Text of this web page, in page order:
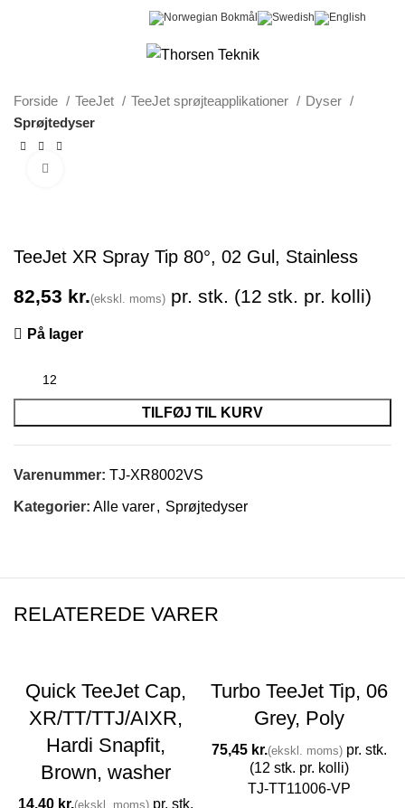
Forside TeeJet TeeJet sprøjteapplikationer
Dyser
Sprøjtedyser
TeeJet XR Spray Tip 80°, 02 Gul, Stainless
kr.
På lager
TILFØJ TIL KURV
Varenummer: TJ-XR8002VS
Kategorier: Alle varer, Sprøjtedyser
RELATEREDE VARER
Quick TeeJet Cap,
XR/TT/TTJ/AIXR,
Hardi Snapfit,
Brown, washer
kr.
Turbo TeeJet Tip, 06
Grey, Poly
kr.
TJ-TT11006-VP